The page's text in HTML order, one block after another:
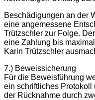
Beschädigungen an der
eine angemessene
Trützschler zur Folge.
eine Zahlung bis
Karin Trützschler
7.) Beweissicherung
Für die Beweisführung
ein schriftliches Protokoll
der Rücknahme durch